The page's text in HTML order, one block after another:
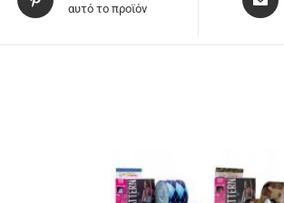
αυτό το προϊόν